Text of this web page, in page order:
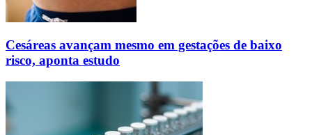
Cesáreas avançam mesmo em gestações de baixo
risco, aponta estudo